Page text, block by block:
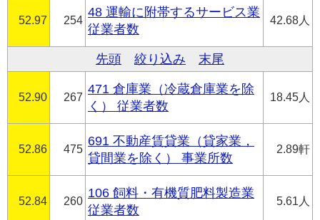
52.97 254
48 運輸に附帯するサービス業
従業者数
42.68人
先頭 絞り込み 末尾
52.90 267
471 倉庫業（冷蔵倉庫業を除
く） 従業者数
18.45人
52.86 475
691 不動産賃貸業（貸家業，
貸間業を除く） 事業所数
2.89軒
52.84 260
106 飼料・有機質肥料製造業
従業者数
5.61人